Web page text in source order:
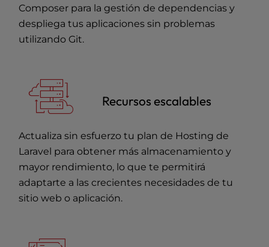
Composer para la gestión de dependencias y
despliega tus aplicaciones sin problemas
utilizando Git.
Recursos escalables
Actualiza sin esfuerzo tu plan de Hosting de
Laravel para obtener más almacenamiento y
mayor rendimiento, lo que te permitirá
adaptarte a las crecientes necesidades de tu
sitio web o aplicación.